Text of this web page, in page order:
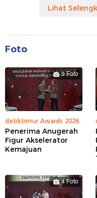
Lihat
Foto
9 Foto
detiktimur Awards 2026
Penerima Anugerah
Figur Akselerator
Kemajuan
4 Foto